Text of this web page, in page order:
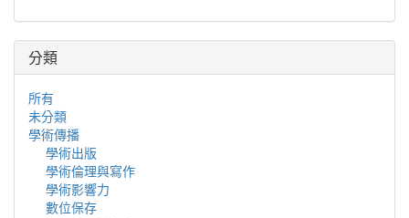
或更多人能取得的程序。
分類
所有
未分類
學術傳播
學術出版
學術倫理與寫作
學術影響力
數位保存